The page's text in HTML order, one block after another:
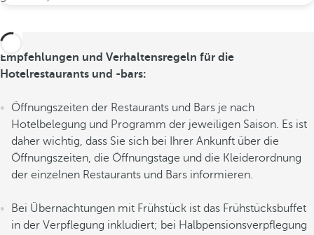
Empfehlungen und Verhaltensregeln für die
Hotelrestaurants und -bars:
Öffnungszeiten der Restaurants und Bars je nach
Hotelbelegung und Programm der jeweiligen Saison. Es ist
daher wichtig, dass Sie sich bei Ihrer Ankunft über die
Öffnungszeiten, die Öffnungstage und die Kleiderordnung
der einzelnen Restaurants und Bars informieren.
Bei Übernachtungen mit Frühstück ist das Frühstücksbuffet
in der Verpflegung inkludiert; bei Halbpensionsverpflegung